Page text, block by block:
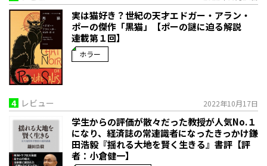
実は猫好き？世紀の天才エドガー・アラン・
ポーの傑作「黒猫」【ポーの謎に迫る解説
連載第１回】
ホラー
4 レビュー 2022年10月17日
学生からの評価が散々だった教授が人気No.１
になり、経済誌の常連識者になったきっかけ――鎌
田浩毅『揺れる大地を賢く生きる』書評【評
者：小倉健一】